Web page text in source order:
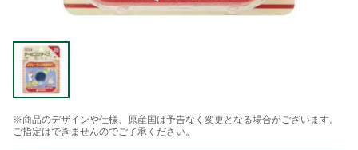
※商品のデザインや仕様、原産国は予告なく変更となる場合がございます。
ご指定はできませんのでご了承ください。